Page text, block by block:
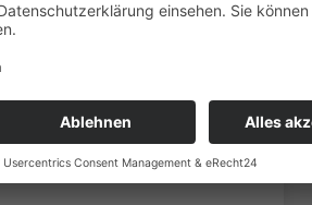
Main | 6941 Klicks
am 29. März 2017 die